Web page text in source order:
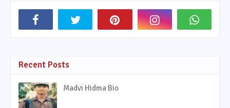
Recent Posts
Madvi Hidma Bio